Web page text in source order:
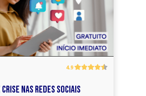
4.9
NAS REDES SOCIAIS